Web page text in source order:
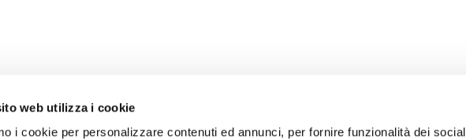
web utilizza i cookie
i cookie per personalizzare contenuti ed annunci, per fornire funzionalità dei social